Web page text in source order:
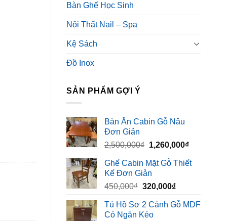
Bàn Ghế Học Sinh
Nội Thất Nail – Spa
Kệ Sách
Đồ Inox
SẢN PHẨM GỢI Ý
Bàn Ăn Cabin Gỗ Nâu
Đơn Giản
2,500,000₫ Giá
là:
2,500,000₫.
1,260,000₫Giá
tại
Ghế Cabin Mặt Gỗ Thiết
Kế Đơn Giản
450,000₫ Giá
là:
450,000₫.
320,000₫Giá
tại
Tủ Hồ Sơ 2 Cánh Gỗ MDF
Có Ngăn Kéo